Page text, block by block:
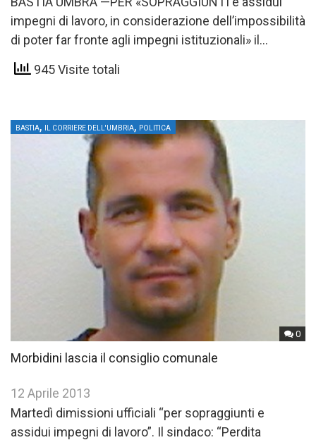
impegni di lavoro, in considerazione dell’impossibilità
di poter far fronte agli impegni istituzionali» il
consigliere comunale Pdl, Fabio Morbidini, ha…
945 Visite totali
0
BASTIA, IL CORRIERE DELL'UMBRIA, POLITICA
Morbidini lascia il consiglio comunale
12 Aprile 2013
Martedì dimissioni ufficiali “per sopraggiunti e
assidui impegni di lavoro”. Il sindaco: “Perdita